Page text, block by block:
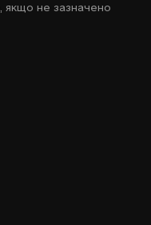
, якщо не зазначено